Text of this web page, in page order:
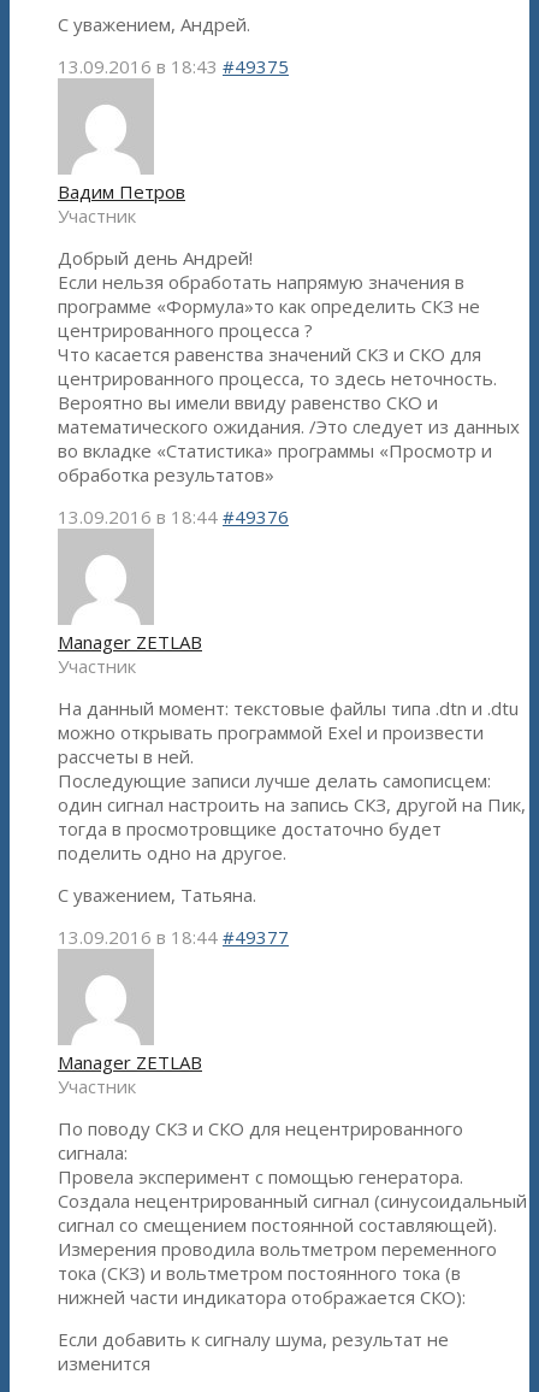
С уважением, Андрей.
13.09.2016 в 18:43 #49375
Вадим Петров
Участник
Добрый день Андрей!
Если нельзя обработать напрямую значения в
программе «Формула»то как определить СКЗ не
центрированного процесса ?
Что касается равенства значений СКЗ и СКО для
центрированного процесса, то здесь неточность.
Вероятно вы имели ввиду равенство СКО и
математического ожидания. /Это следует из данных
во вкладке «Статистика» программы «Просмотр и
обработка результатов»
13.09.2016 в 18:44 #49376
Manager ZETLAB
Участник
На данный момент: текстовые файлы типа .dtn и .dtu
можно открывать программой Exel и произвести
рассчеты в ней.
Последующие записи лучше делать самописцем:
один сигнал настроить на запись СКЗ, другой на Пик,
тогда в просмотровщике достаточно будет
поделить одно на другое.
С уважением, Татьяна.
13.09.2016 в 18:44 #49377
Manager ZETLAB
Участник
По поводу СКЗ и СКО для нецентрированного
сигнала:
Провела эксперимент с помощью генератора.
Создала нецентрированный сигнал (синусоидальный
сигнал со смещением постоянной составляющей).
Измерения проводила вольтметром переменного
тока (СКЗ) и вольтметром постоянного тока (в
нижней части индикатора отображается СКО):
Если добавить к сигналу шума, результат не
изменится